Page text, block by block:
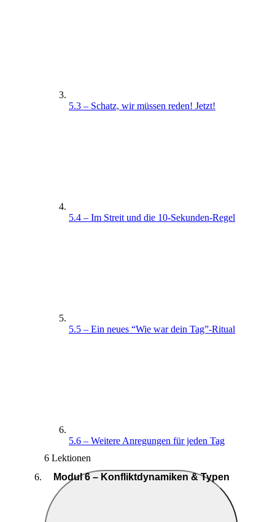
5.3 – Schatz, wir müssen reden! Jetzt!
5.4 – Im Streit und die 10-Sekunden-Regel
5.5 – Ein neues “Wie war dein Tag”-Ritual
5.6 – Weitere Anregungen für jeden Tag
6 Lektionen
Modul 6 – Konfliktdynamiken & Typen